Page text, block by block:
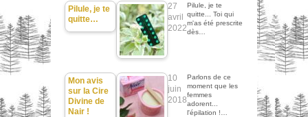
Pilule, je te
quitte…
27
avril
2022
Pilule, je te
quitte... Toi qui
m'as été prescrite
dès…
Mon avis
sur la Cire
Divine de
Nair !
10
juin
2018
Parlons de ce
moment que les
femmes
adorent...
l'épilation !…